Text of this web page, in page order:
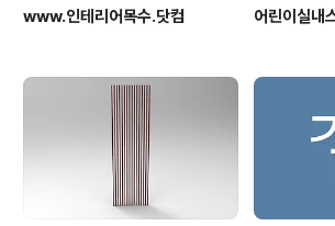
www.인테리어목수.닷컴 어린이실내